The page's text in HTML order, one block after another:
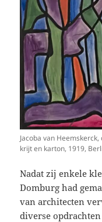
Jacoba van
krijt en karton, 1919,
Nadat zij enkele
Domburg had
van architecten
diverse